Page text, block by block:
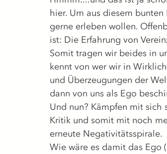
hier. Um aus diesem
gerne erleben wollen.
ist: Die Erfahrung von
Somit tragen wir beides in
kennt von wer wir in
und Überzeugungen der
dann von uns als Ego
Und nun? Kämpfen mit
Kritik und somit mit noch
erneute Negativitätsspirale.
Wie wäre es damit das Ego